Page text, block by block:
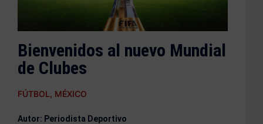
Bienvenidos al nuevo Mundial
de Clubes
FÚTBOL, MÉXICO
Autor: Periodista Deportivo